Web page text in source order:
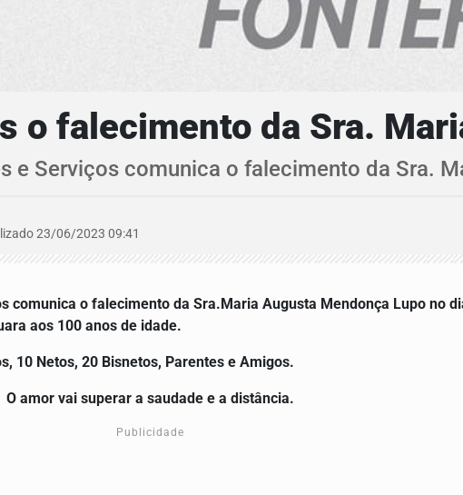
o falecimento da Sra.
e Serviços comunica o falecimento da Sra.
23/06/2023 09:41
comunica o falecimento da Sra.Maria Augusta Mendonça Lupo no
aos 100 anos de idade.
10 Netos, 20 Bisnetos, Parentes e Amigos.
O amor vai superar a saudade e a distância.
Publicidade